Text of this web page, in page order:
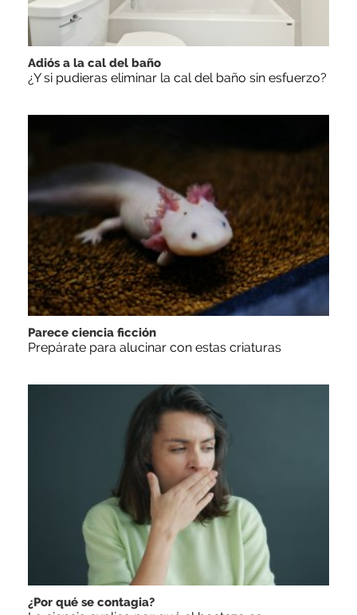
Adiós a la cal del baño
¿Y si pudieras eliminar la cal del baño sin esfuerzo?
Parece ciencia ficción
Prepárate para alucinar con estas criaturas
¿Por qué se contagia?